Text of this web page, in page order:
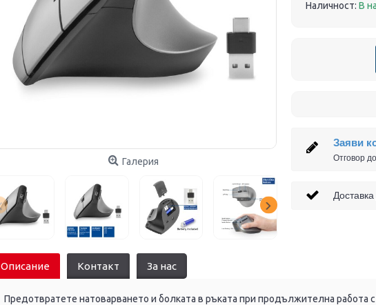
Галерия
Наличност: В
Заяви
Отговор
Описание Контакт За нас
Предотвратете натоварването и болката в ръката при продължителна работа